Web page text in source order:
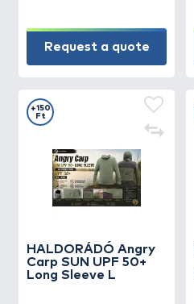
Request a quote
HALDORÁDÓ Angry
Carp SUN UPF 50+
Long Sleeve L
+150
Ft